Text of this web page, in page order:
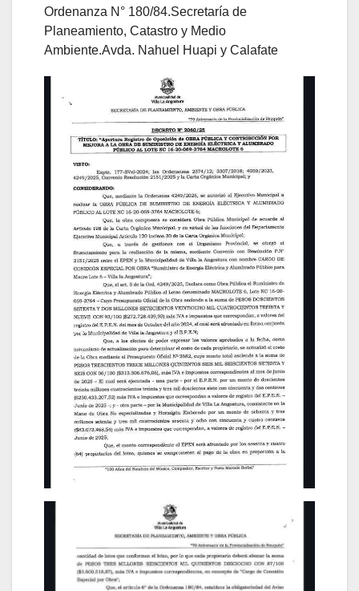
Ordenanza N° 180/84.Secretaría de
Planeamiento, Catastro y Medio
Ambiente.Avda. Nahuel Huapi y Calafate